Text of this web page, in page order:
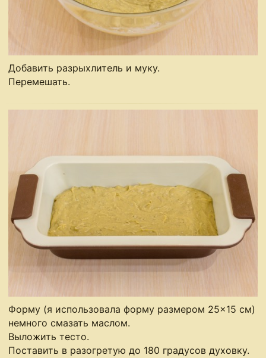
Добавить разрыхлитель и муку.
Перемешать.
Форму (я использовала форму размером 25×15 см)
немного смазать маслом.
Выложить тесто.
Поставить в разогретую до 180 градусов духовку.